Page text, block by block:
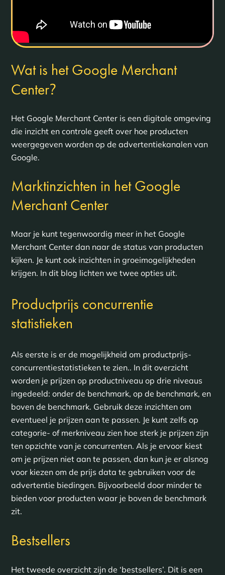
Wat is het Google Merchant
Center?
Het Google Merchant Center is een digitale omgeving
die inzicht en controle geeft over hoe producten
weergegeven worden op de advertentiekanalen van
Google.
Marktinzichten in het Google
Merchant Center
Maar je kunt tegenwoordig meer in het Google
Merchant Center dan naar de status van producten
kijken. Je kunt ook inzichten in groeimogelijkheden
krijgen. In dit blog lichten we twee opties uit.
Productprijs concurrentie
statistieken
Als eerste is er de mogelijkheid om productprijs-
concurrentiestatistieken te zien.. In dit overzicht
worden je prijzen op productniveau op drie niveaus
ingedeeld: onder de benchmark, op de benchmark, en
boven de benchmark. Gebruik deze inzichten om
eventueel je prijzen aan te passen. Je kunt zelfs op
categorie- of merkniveau zien hoe sterk je prijzen zijn
ten opzichte van je concurrenten. Als je ervoor kiest
om je prijzen niet aan te passen, dan kun je er alsnog
voor kiezen om de prijs data te gebruiken voor de
advertentie biedingen. Bijvoorbeeld door minder te
bieden voor producten waar je boven de benchmark
zit.
Bestsellers
Het tweede overzicht zijn de ‘bestsellers’. Dit is een